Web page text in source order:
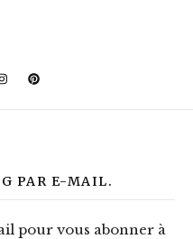
PAR E-MAIL.
pour vous abonner à